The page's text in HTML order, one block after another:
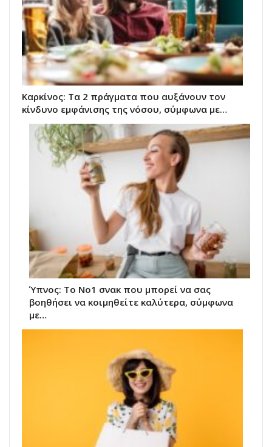
Καρκίνος: Τα 2 πράγματα που αυξάνουν τον
κίνδυνο εμφάνισης της νόσου, σύμφωνα με…
Ύπνος: Το Νο1 σνακ που μπορεί να σας
βοηθήσει να κοιμηθείτε καλύτερα, σύμφωνα
με…